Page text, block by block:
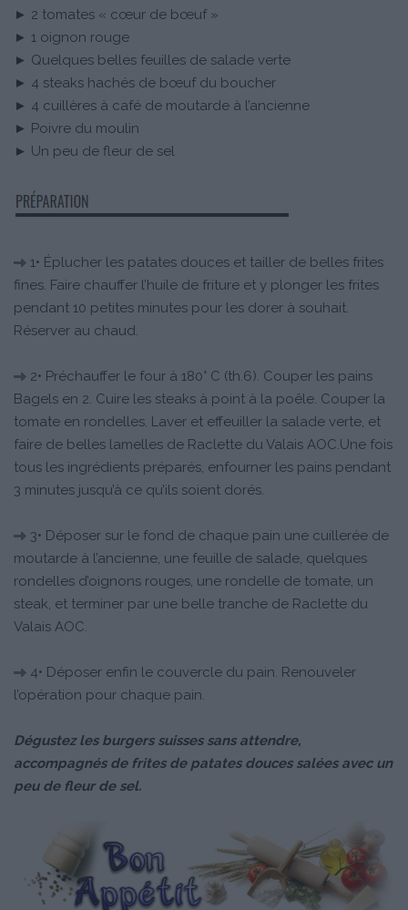
► 2 tomates « cœur de bœuf »
► 1 oignon rouge
► Quelques belles feuilles de salade verte
► 4 steaks hachés de bœuf du boucher
► 4 cuillères à café de moutarde à l’ancienne
► Poivre du moulin
► Un peu de fleur de sel
1• Éplucher les patates douces et tailler de belles frites
fines. Faire chauffer l’huile de friture et y plonger les frites
pendant 10 petites minutes pour les dorer à souhait.
Réserver au chaud.
2• Préchauffer le four à 180° C (th.6). Couper les pains
Bagels en 2. Cuire les steaks à point à la poêle. Couper la
tomate en rondelles. Laver et effeuiller la salade verte, et
faire de belles lamelles de Raclette du Valais AOC.Une fois
tous les ingrédients préparés, enfourner les pains pendant
3 minutes jusqu’à ce qu’ils soient dorés.
3• Déposer sur le fond de chaque pain une cuillerée de
moutarde à l’ancienne, une feuille de salade, quelques
rondelles d’oignons rouges, une rondelle de tomate, un
steak, et terminer par une belle tranche de Raclette du
Valais AOC.
4• Déposer enfin le couvercle du pain. Renouveler
l’opération pour chaque pain.
Dégustez les burgers suisses sans attendre,
accompagnés de frites de patates douces salées avec un
peu de fleur de sel.